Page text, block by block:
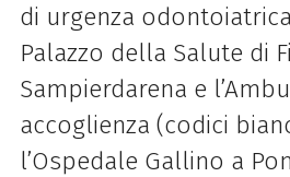
di urgenza
Palazzo della Salute di
Sampierdarena e
accoglienza (codici
l’Ospedale Gallino a